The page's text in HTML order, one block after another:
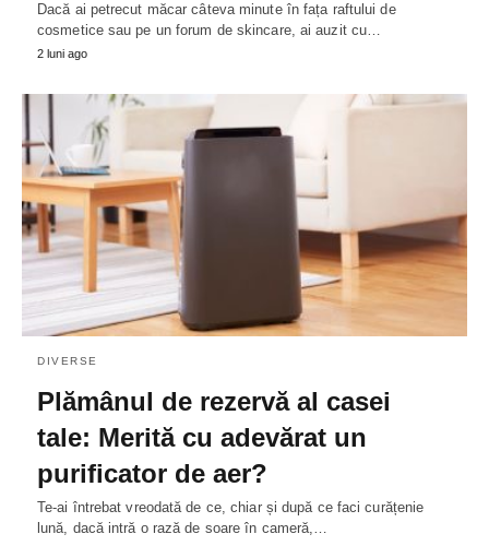
Dacă ai petrecut măcar câteva minute în fața raftului de
cosmetice sau pe un forum de skincare, ai auzit cu…
2 luni ago
DIVERSE
Plămânul de rezervă al casei
tale: Merită cu adevărat un
purificator de aer?
Te-ai întrebat vreodată de ce, chiar și după ce faci curățenie
lună, dacă intră o rază de soare în cameră,…